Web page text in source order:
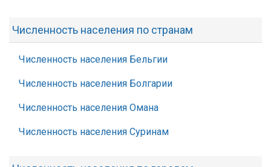
Численность населения по странам
Численность населения Бельгии
Численность населения Болгарии
Численность населения Омана
Численность населения Суринам